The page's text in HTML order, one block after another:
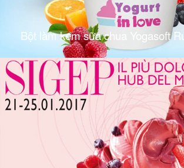
Bột làm kem sữa chua Yogasoft